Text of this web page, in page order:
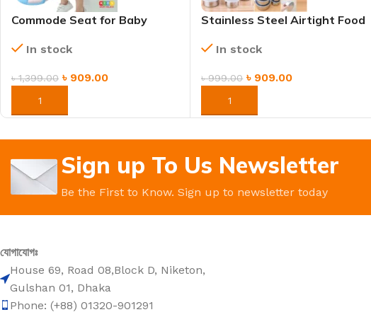
Commode Seat for Baby
& Safe
In stock
৳1,399.00 ৳ 909.00
ORDER NOW
Stainless Steel Airtight Food
with Lids for Freshness
In stock
৳999.00 ৳ 909.00
ORDER NOW
Sign up To Us Newsletter
Be the First to Know. Sign up to newsletter today
যোগাযোগঃ
House 69, Road 08,Block D, Niketon,
Gulshan 01, Dhaka
Phone: (+88) 01320-901291